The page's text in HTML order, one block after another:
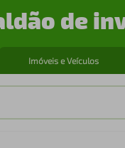
de
Imóveis e Veículos